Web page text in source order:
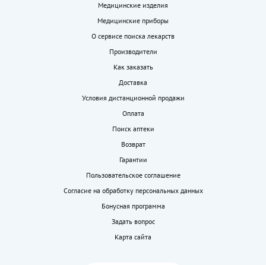
Медицинские изделия
Медицинские приборы
О сервисе поиска лекарств
Производители
Как заказать
Доставка
Условия дистанционной продажи
Оплата
Поиск аптеки
Возврат
Гарантии
Пользовательское соглашение
Согласие на обработку персональных данных
Бонусная программа
Задать вопрос
Карта сайта